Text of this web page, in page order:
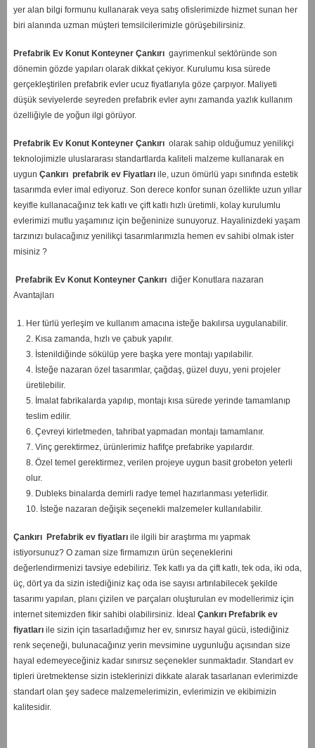
yer alan bilgi formunu kullanarak veya satış ofislerimizde hizmet sunan her
biri alanında uzman müşteri temsilcilerimizle görüşebilirsiniz.
Prefabrik Ev Konut Konteyner Çankırıgayrimenkul sektöründe son
dönemin gözde yapıları olarak dikkat çekiyor. Kurulumu kısa sürede
gerçekleştirilen prefabrik evler ucuz fiyatlarıyla göze çarpıyor. Maliyeti
düşük seviyelerde seyreden prefabrik evler aynı zamanda yazlık kullanım
özelliğiyle de yoğun ilgi görüyor.
Prefabrik Ev Konut Konteyner Çankırıolarak sahip olduğumuz yenilikçi
teknolojimizle uluslararası standartlarda kaliteli malzeme kullanarak en
uygun Çankırıprefabrik ev Fiyatları ile, uzun ömürlü yapı sınıfında estetik
tasarımda evler imal ediyoruz. Son derece konfor sunan özellikte uzun yıllar
keyifle kullanacağınız tek katlı ve çift katlı hızlı üretimli, kolay kurulumlu
evlerimizi mutlu yaşamınız için beğeninize sunuyoruz. Hayalinizdeki yaşam
tarzınızı bulacağınız yenilikçi tasarımlarımızla hemen ev sahibi olmak ister
misiniz ?
Prefabrik Ev Konut Konteyner Çankırıdiğer Konutlara nazaran
Avantajları
Her türlü yerleşim ve kullanım amacına isteğe bakılırsa uygulanabilir.
2. Kısa zamanda, hızlı ve çabuk yapılır.
3. İstenildiğinde sökülüp yere başka yere montajı yapılabilir.
4. İsteğe nazaran özel tasarımlar, çağdaş, güzel duyu, yeni projeler
üretilebilir.
5. İmalat fabrikalarda yapılıp, montajı kısa sürede yerinde tamamlanıp
teslim edilir.
6. Çevreyi kirletmeden, tahribat yapmadan montajı tamamlanır.
7. Vinç gerektirmez, ürünlerimiz hafifçe prefabrike yapılardır.
8. Özel temel gerektirmez, verilen projeye uygun basit grobeton yeterli
olur.
9. Dubleks binalarda demirli radye temel hazırlanması yeterlidir.
10. İsteğe nazaran değişik seçenekli malzemeler kullanılabilir.
ÇankırıPrefabrik ev fiyatlarıile ilgili bir araştırma mı yapmak
istiyorsunuz? O zaman size firmamızın ürün seçeneklerini
değerlendirmenizi tavsiye edebiliriz. Tek katlı ya da çift katlı, tek oda, iki oda,
üç, dört ya da sizin istediğiniz kaç oda ise sayısı artırılabilecek şekilde
tasarımı yapılan, planı çizilen ve parçaları oluşturulan ev modellerimiz için
internet sitemizden fikir sahibi olabilirsiniz. İdeal ÇankırıPrefabrik ev
fiyatlarıile sizin için tasarladığımız her ev, sınırsız hayal gücü, istediğiniz
renk seçeneği, bulunacağınız yerin mevsimine uygunluğu açısından size
hayal edemeyeceğiniz kadar sınırsız seçenekler sunmaktadır. Standart ev
tipleri üretmektense sizin isteklerinizi dikkate alarak tasarlanan evlerimizde
standart olan şey sadece malzemelerimizin, evlerimizin ve ekibimizin
kalitesidir.